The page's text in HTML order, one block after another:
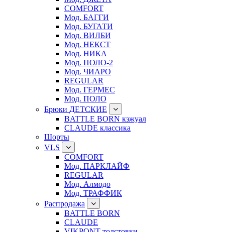
COMFORT
Мод. БАГГИ
Мод. БУГАТИ
Мод. ВИЛБИ
Мод. НЕКСТ
Мод. НИКА
Мод. ПОЛО-2
Мод. ЧИАРО
REGULAR
Мод. ГЕРМЕС
Мод. ПОЛО
Брюки ДЕТСКИЕ
BATTLE BORN кэжуал
CLAUDE классика
Шорты
VLS
COMFORT
Мод. ПАРКЛАЙФ
REGULAR
Мод. Алмодо
Мод. ТРАФФИК
Распродажа
BATTLE BORN
CLAUDE